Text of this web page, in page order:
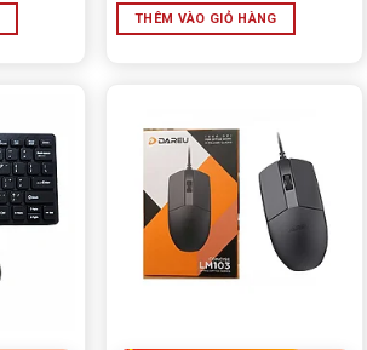
THÊM VÀO GIỎ HÀNG